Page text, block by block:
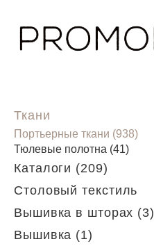
Ткани
Портьерные ткани (938)
Тюлевые полотна (41)
Каталоги (209)
Столовый текстиль
Вышивка в шторах (3)
Вышивка (1)